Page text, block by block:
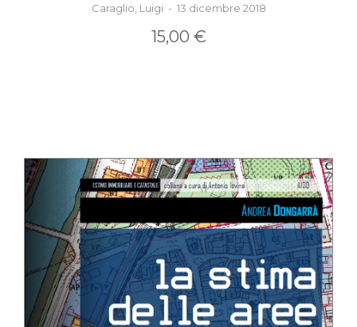
Caraglio, Luigi - 13 dicembre 2018
15,00 €